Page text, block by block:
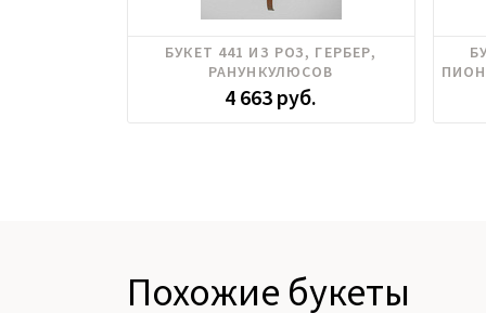
Гербера, Пионовидные розы,
Тюльпаны, Хризантема
БУКЕТ 441 ИЗ РОЗ, ГЕРБЕР,
РАНУНКУЛЮСОВ
4 663 руб.
Похожие букеты